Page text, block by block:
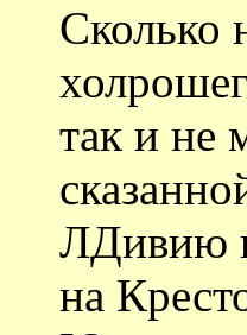
Сколько
так и не
ЛДивию
на